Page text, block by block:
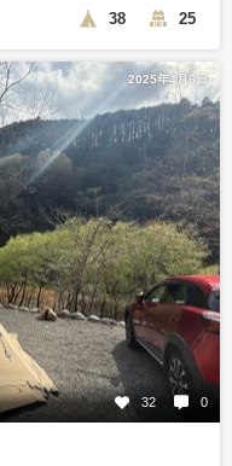
38 25
2025年4月6日
32 0